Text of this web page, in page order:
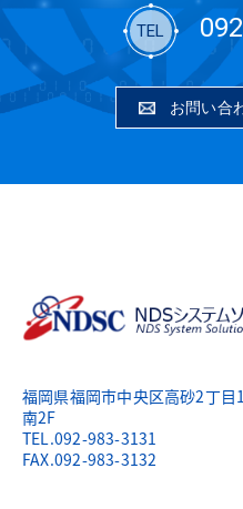
TEL
お問い合
福岡県福岡市中央区高砂2丁
南2F
TEL.092-983-3131
FAX.092-983-3132